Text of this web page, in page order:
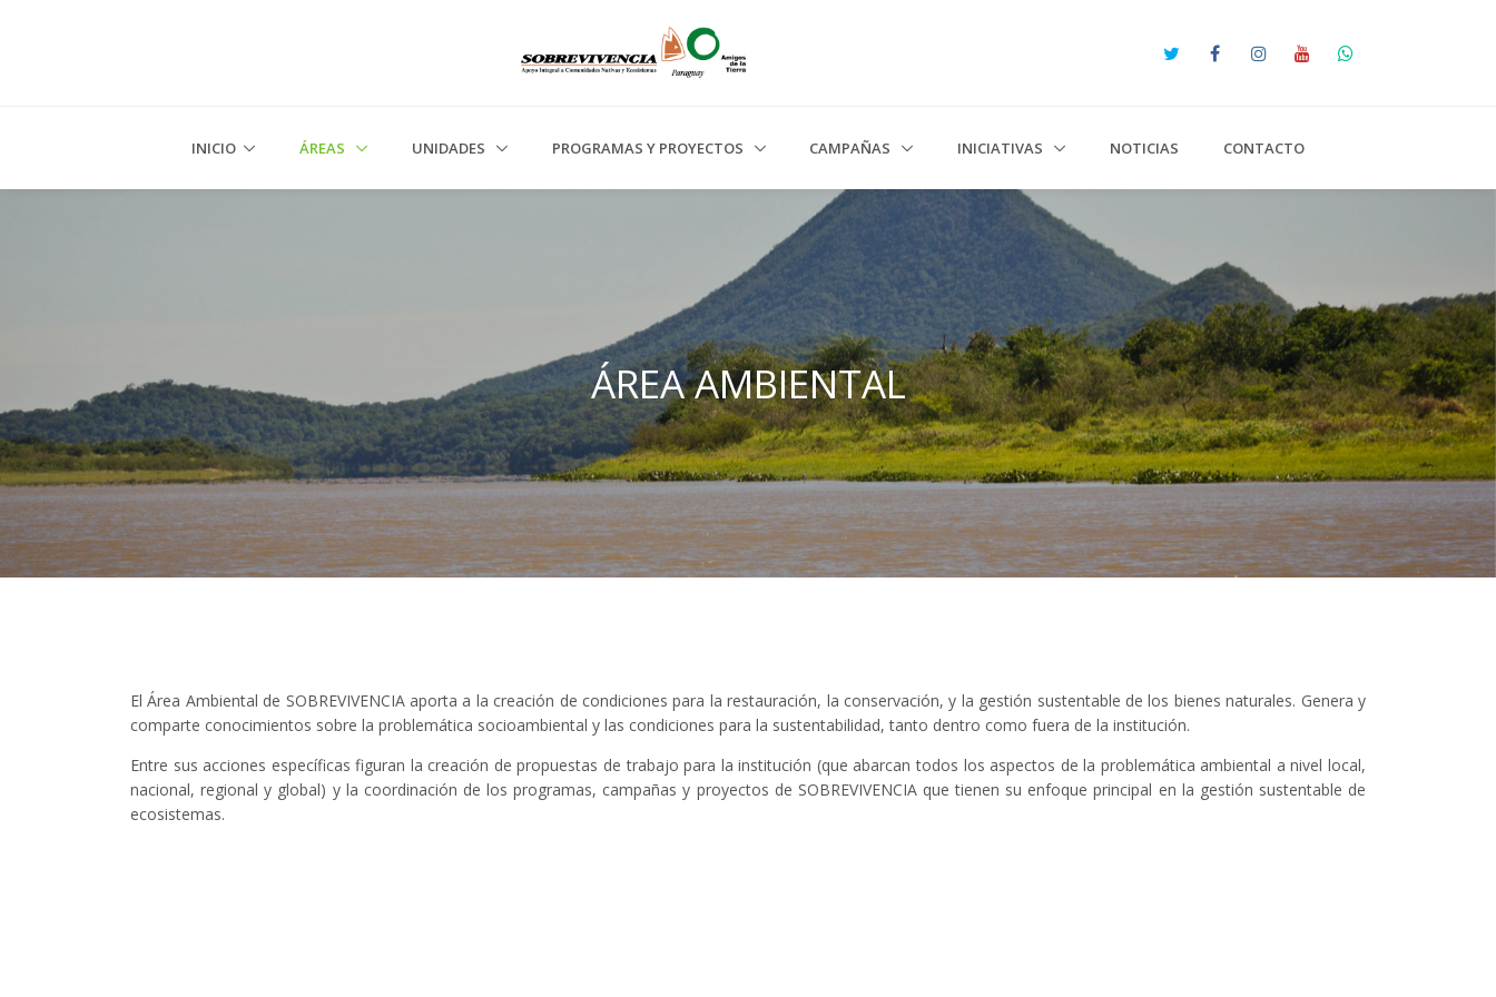
INICIO ÁREAS UNIDADES PROGRAMAS Y PROYECTOS CAMPAÑAS INICIATIVAS NOTICIAS CONTACTO
ÁREA AMBIENTAL
El Área Ambiental de SOBREVIVENCIA aporta a la creación de condiciones para la restauración, la conservación, y la gestión sustentable de los bienes naturales. Genera y
comparte conocimientos sobre la problemática socioambiental y las condiciones para la sustentabilidad, tanto dentro como fuera de la institución.
Entre sus acciones específicas figuran la creación de propuestas de trabajo para la institución (que abarcan todos los aspectos de la problemática ambiental a nivel local,
nacional, regional y global) y la coordinación de los programas, campañas y proyectos de SOBREVIVENCIA que tienen su enfoque principal en la gestión sustentable de
ecosistemas.